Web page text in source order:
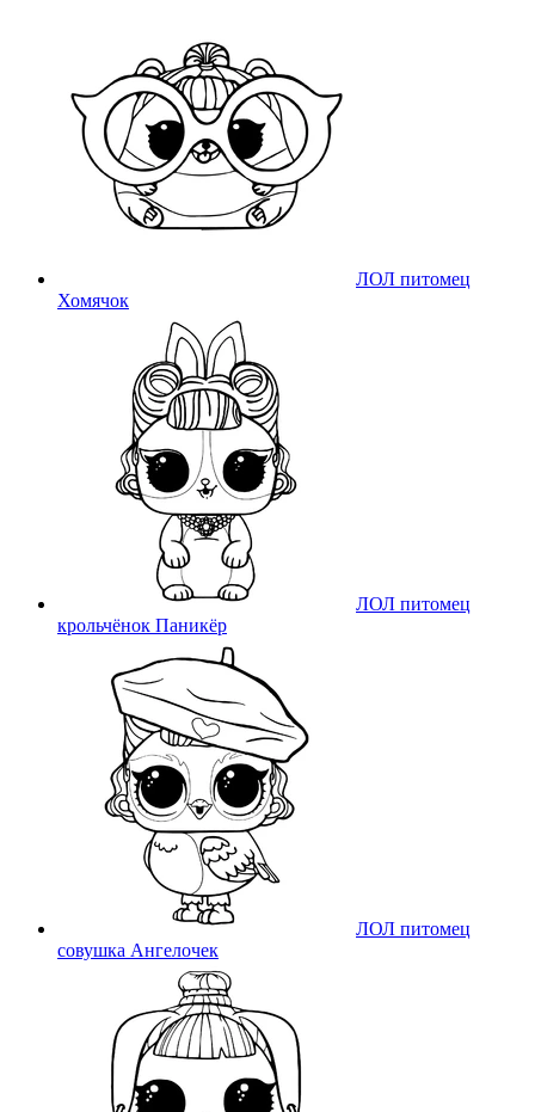
ЛОЛ питомец
Хомячок
ЛОЛ питомец
крольчёнок Паникёр
ЛОЛ питомец
совушка Ангелочек